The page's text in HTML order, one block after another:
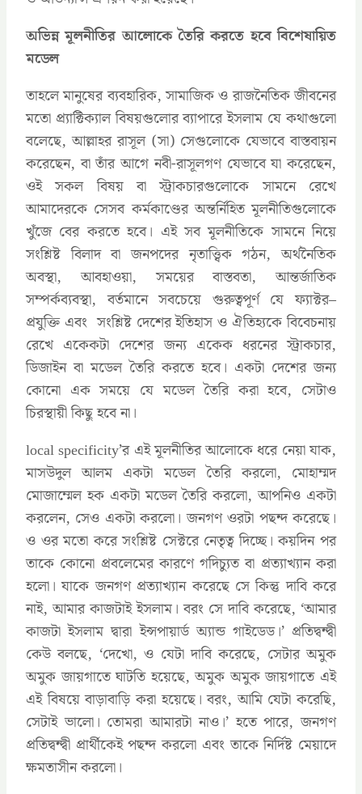
অভিন্ন মূলনীতিরআলোকে তৈরি করতে হবে বিশেষায়িত
মডেল
তাহলে মানুষের ব্যবহারিক, সামাজিক ও রাজনৈতিক জীবনের
মতো প্র্যাক্টিক্যাল বিষয়গুলোর ব্যাপারে ইসলাম যে কথাগুলো
বলেছে, আল্লাহর রাসূল (সা) সেগুলোকে যেভাবে বাস্তবায়ন
করেছেন, বা তাঁর আগে নবী-রাসূলগণ যেভাবে যা করেছেন,
ওই সকল বিষয় বা স্ট্রাকচারগুলোকে সামনে রেখে
আমাদেরকে সেসব কর্মকাণ্ডের অন্তর্নিহিত মূলনীতিগুলোকে
খুঁজে বের করতে হবে। এই সব মূলনীতিকে সামনে নিয়ে
সংশ্লিষ্ট বিলাদ বা জনপদের নৃতাত্ত্বিক গঠন, অর্থনৈতিক
অবস্থা, আবহাওয়া, সময়ের বাস্তবতা, আন্তর্জাতিক
সম্পর্কব্যবস্থা, বর্তমানে সবচেয়ে গুরুত্বপূর্ণ যে ফ্যাক্টর–
প্রযুক্তি এবং সংশ্লিষ্ট দেশের ইতিহাস ও ঐতিহ্যকে বিবেচনায়
রেখে একেকটা দেশের জন্য একেক ধরনের স্ট্রাকচার,
ডিজাইন বা মডেল তৈরি করতে হবে। একটা দেশের জন্য
কোনো এক সময়ে যে মডেল তৈরি করা হবে, সেটাও
চিরস্থায়ী কিছু হবে না।
local specificity’র এই মূলনীতির আলোকে ধরে নেয়া যাক,
মাসউদুল আলম একটা মডেল তৈরি করলো, মোহাম্মদ
মোজাম্মেল হক একটা মডেল তৈরি করলো, আপনিও একটা
করলেন, সেও একটা করলো। জনগণ ওরটা পছন্দ করেছে।
ও ওর মতো করে সংশ্লিষ্ট সেক্টরে নেতৃত্ব দিচ্ছে। কয়দিন পর
তাকে কোনো প্রবলেমের কারণে গদিচ্যুত বা প্রত্যাখ্যান করা
হলো। যাকে জনগণ প্রত্যাখ্যান করেছে সে কিন্তু দাবি করে
নাই, আমার কাজটাই ইসলাম। বরং সে দাবি করেছে, ‘আমার
কাজটা ইসলাম দ্বারা ইন্সপায়ার্ড অ্যান্ড গাইডেড।’ প্রতিদ্বন্দ্বী
কেউ বলছে, ‘দেখো, ও যেটা দাবি করেছে, সেটার অমুক
অমুক জায়গাতে ঘাটতি হয়েছে, অমুক অমুক জায়গাতে এই
এই বিষয়ে বাড়াবাড়ি করা হয়েছে। বরং, আমি যেটা করেছি,
সেটাই ভালো। তোমরা আমারটা নাও।’ হতে পারে, জনগণ
প্রতিদ্বন্দ্বী প্রার্থীকেই পছন্দ করলো এবং তাকে নির্দিষ্ট মেয়াদে
ক্ষমতাসীন করলো।